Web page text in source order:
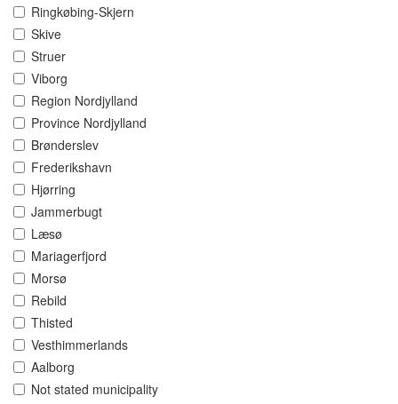
Ringkøbing-Skjern
Skive
Struer
Viborg
Region Nordjylland
Province Nordjylland
Brønderslev
Frederikshavn
Hjørring
Jammerbugt
Læsø
Mariagerfjord
Morsø
Rebild
Thisted
Vesthimmerlands
Aalborg
Not stated municipality